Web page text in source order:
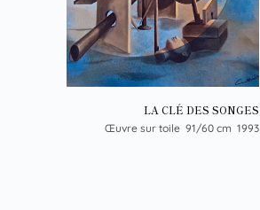
LA CLÉ DES SONGES
Œuvre sur toile 91/60 cm 1993